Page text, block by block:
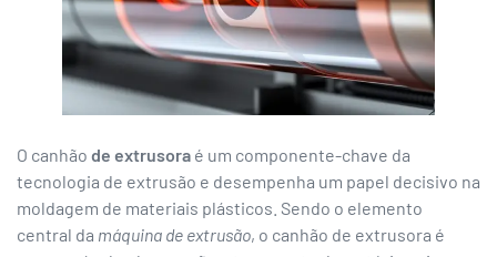
O canhão de extrusora é um componente-chave da
tecnologia de extrusão e desempenha um papel decisivo na
moldagem de materiais plásticos. Sendo o elemento
central da máquina de extrusão, o canhão de extrusora é